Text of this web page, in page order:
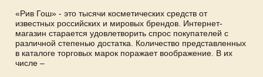
«Рив Гош» - это тысячи косметических средств от
известных российских и мировых брендов. Интернет-
магазин старается удовлетворить спрос покупателей с
различной степенью достатка. Количество представленных
в каталоге торговых марок поражает воображение. В их
числе –